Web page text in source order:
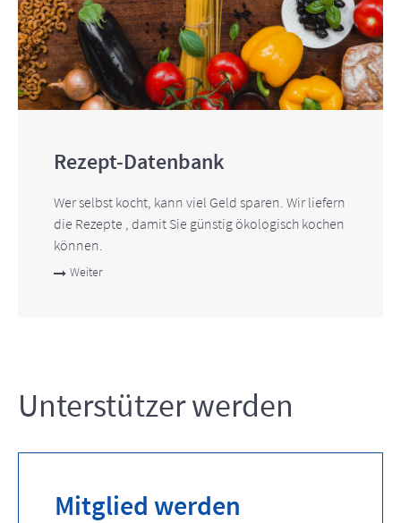
Rezept-Datenbank
Wer selbst kocht, kann viel Geld sparen. Wir liefern
die Rezepte , damit Sie günstig ökologisch kochen
können.
Weiter
Unterstützer werden
Mitglied werden